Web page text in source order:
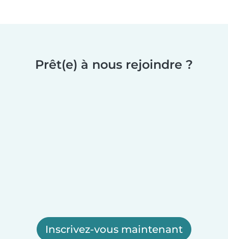
Prêt(e) à nous rejoindre ?
Inscrivez-vous maintenant